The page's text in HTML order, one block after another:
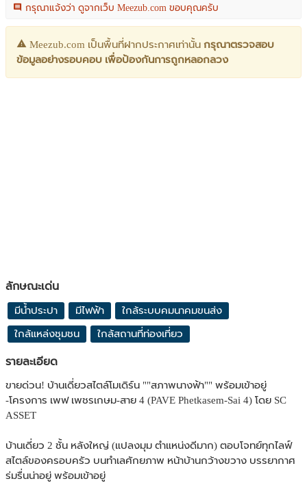
กรุณาแจ้งว่า ดูจากเว็บ Meezub.com ขอบคุณครับ
Meezub.com เป็นพื้นที่ฝากประกาศเท่านั้น กรุณาตรวจสอบ
ข้อมูลอย่างรอบคอบ เพื่อป้องกันการถูกหลอกลวง
ลักษณะเด่น
มีน้ำประปา มีไฟฟ้า ใกล้ระบบคมนาคมขนส่ง
ใกล้แหล่งชุมชน ใกล้สถานที่ท่องเที่ยว
รายละเอียด
ขายด่วน! บ้านเดี่ยวสไตล์โมเดิร์น ""สภาพนางฟ้า"" พร้อมเข้าอยู่
-โครงการ เพฟ เพชรเกษม-สาย 4 (PAVE Phetkasem-Sai 4) โดย SC
ASSET
บ้านเดี่ยว 2 ชั้น หลังใหญ่ (แปลงมุม ตำแหน่งดีมาก) ตอบโจทย์ทุกไลฟ์
สไตล์ของครอบครัว บนทำเลศักยภาพ หน้าบ้านกว้างขวาง บรรยากาศ
ร่มรื่นน่าอยู่ พร้อมเข้าอยู่